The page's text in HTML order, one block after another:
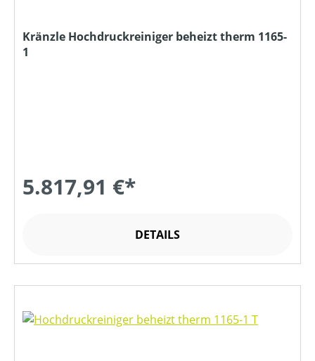
Kränzle Hochdruckreiniger beheizt therm 1165-
1
5.817,91 €*
DETAILS